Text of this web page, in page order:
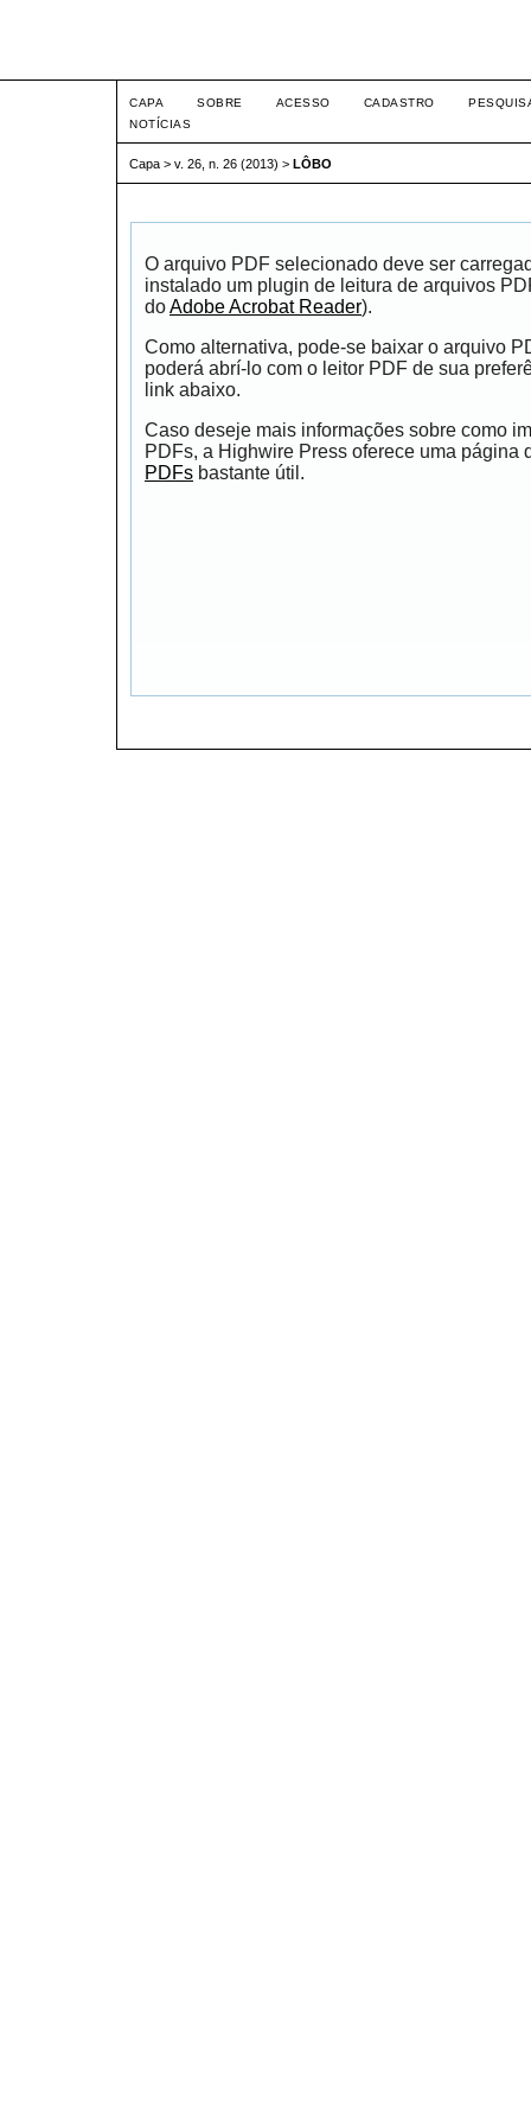
CAPA SOBRE ACESSO CADASTRO
NOTÍCIAS
Capa > v. 26, n. 26 (2013) > LÔBO
O arquivo PDF selecionado deve ser
instalado um plugin de leitura de arquivos
doAdobe Acrobat Reader).
Como alternativa, pode-se baixar o arquivo
poderá abrí-lo com o leitor PDF de sua
link abaixo.
Caso deseje mais informações sobre como
PDFs, a Highwire Press oferece uma página
PDFs bastante útil.